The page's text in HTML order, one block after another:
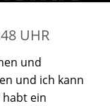
UHR
und
und ich kann
habt ein